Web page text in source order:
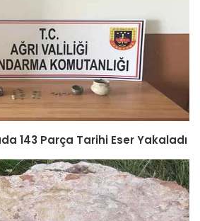
143 Parça Tarihi Eser Yakaladı